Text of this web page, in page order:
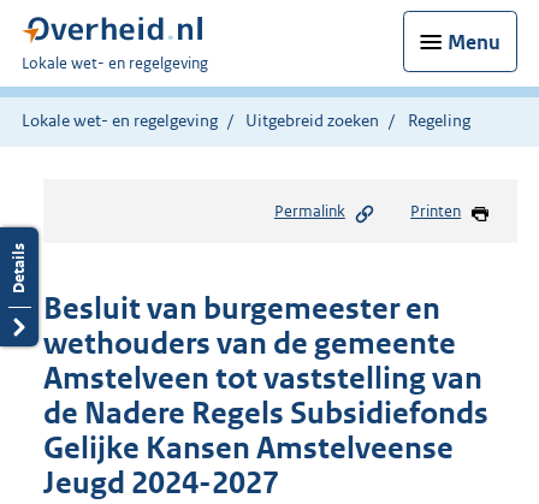
Menu
U
bent
hier:
Lokale wet- en regelgeving
Lokale wet- en regelgeving Uitgebreid zoeken Regeling
Permalink Printen
Besluit van burgemeester en
wethouders van de gemeente
Amstelveen tot vaststelling van
de Nadere Regels Subsidiefonds
Gelijke Kansen Amstelveense
Jeugd 2024-2027